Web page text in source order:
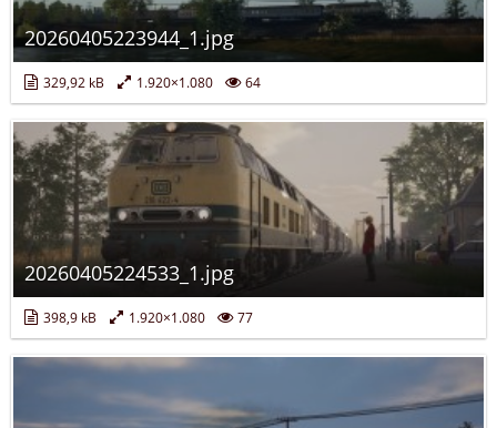
20260405223944_1.jpg
329,92 kB 1.920×1.080 64
20260405224533_1.jpg
398,9 kB 1.920×1.080 77